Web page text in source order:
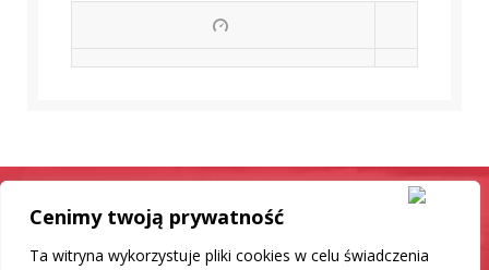
Cenimy twoją prywatność
Ta witryna wykorzystuje pliki cookies w celu świadczenia
Samochód jak nowy